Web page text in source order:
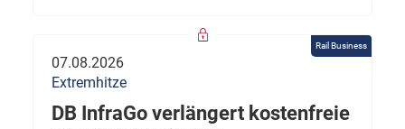
Rail Business
07.08.2026
Extremhitze
DB InfraGo verlängert kostenfreie